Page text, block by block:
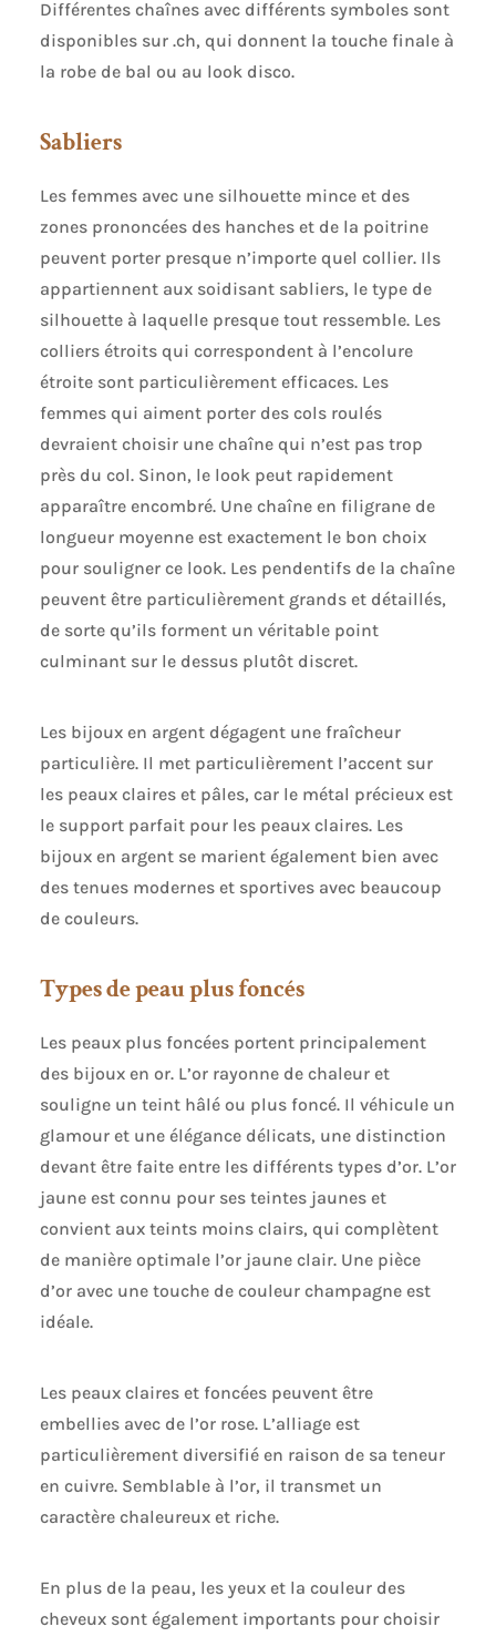
Différentes chaînes avec différents symboles sont
disponibles sur .ch, qui donnent la touche finale à
la robe de bal ou au look disco.
Sabliers
Les femmes avec une silhouette mince et des
zones prononcées des hanches et de la poitrine
peuvent porter presque n’importe quel collier. Ils
appartiennent aux soidisant sabliers, le type de
silhouette à laquelle presque tout ressemble. Les
colliers étroits qui correspondent à l’encolure
étroite sont particulièrement efficaces. Les
femmes qui aiment porter des cols roulés
devraient choisir une chaîne qui n’est pas trop
près du col. Sinon, le look peut rapidement
apparaître encombré. Une chaîne en filigrane de
longueur moyenne est exactement le bon choix
pour souligner ce look. Les pendentifs de la chaîne
peuvent être particulièrement grands et détaillés,
de sorte qu’ils forment un véritable point
culminant sur le dessus plutôt discret.
Les bijoux en argent dégagent une fraîcheur
particulière. Il met particulièrement l’accent sur
les peaux claires et pâles, car le métal précieux est
le support parfait pour les peaux claires. Les
bijoux en argent se marient également bien avec
des tenues modernes et sportives avec beaucoup
de couleurs.
Types de peau plus foncés
Les peaux plus foncées portent principalement
des bijoux en or. L’or rayonne de chaleur et
souligne un teint hâlé ou plus foncé. Il véhicule un
glamour et une élégance délicats, une distinction
devant être faite entre les différents types d’or. L’or
jaune est connu pour ses teintes jaunes et
convient aux teints moins clairs, qui complètent
de manière optimale l’or jaune clair. Une pièce
d’or avec une touche de couleur champagne est
idéale.
Les peaux claires et foncées peuvent être
embellies avec de l’or rose. L’alliage est
particulièrement diversifié en raison de sa teneur
en cuivre. Semblable à l’or, il transmet un
caractère chaleureux et riche.
En plus de la peau, les yeux et la couleur des
cheveux sont également importants pour choisir